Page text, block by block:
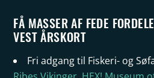
FÅ MASSER AF FEDE
VEST ÅRSKORT
Fri adgang til Fiskeri- og